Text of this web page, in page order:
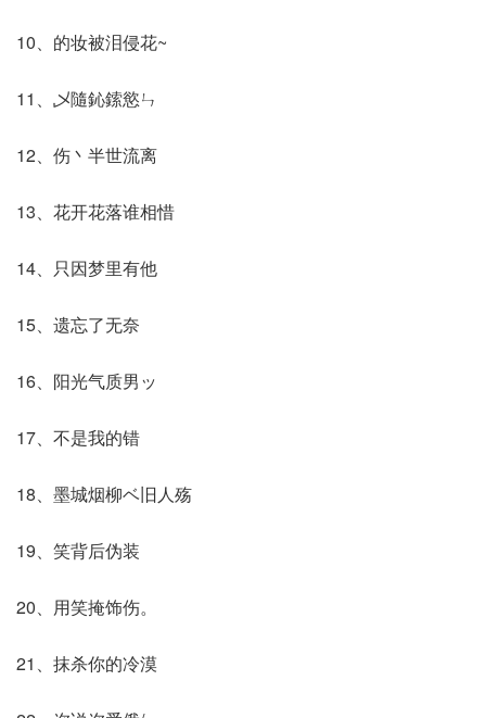
10、的妆被泪侵花~
11、乄隨鈊鎍慾ㄣ
12、伤丶半世流离
13、花开花落谁相惜
14、只因梦里有他
15、遗忘了无奈
16、阳光气质男ッ
17、不是我的错
18、墨城烟柳ベ旧人殇
19、笑背后伪装
20、用笑掩饰伤。
21、抹杀你的冷漠